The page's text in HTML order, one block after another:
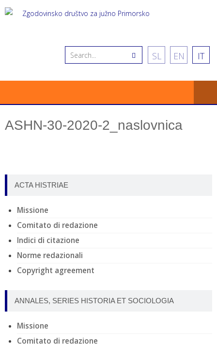
SL EN IT
ASHN-30-2020-2_naslovnica
ACTA HISTRIAE
Missione
Comitato di redazione
Indici di citazione
Norme redazionali
Copyright agreement
ANNALES, SERIES HISTORIA ET SOCIOLOGIA
Missione
Comitato di redazione